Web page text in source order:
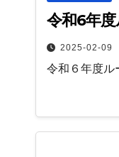
令和6年
2025-02-09
令和６年度ル